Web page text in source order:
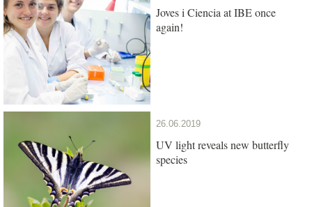
Joves i Ciencia at IBE once
again!
26.06.2019
UV light reveals new butterfly
species